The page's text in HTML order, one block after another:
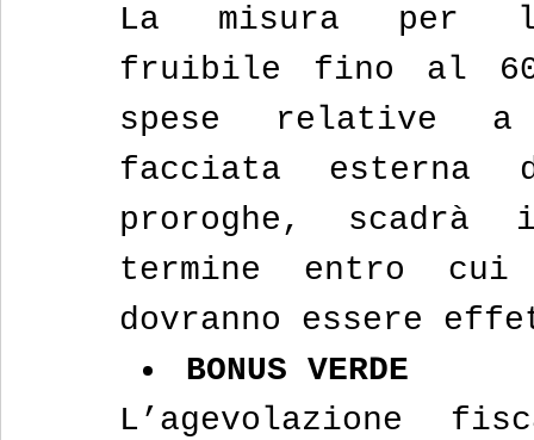
La misura per
fruibile fino al
spese relative
facciata esterna
proroghe, scadrà
termine entro
dovranno essere
BONUS VERDE
L’agevolazione